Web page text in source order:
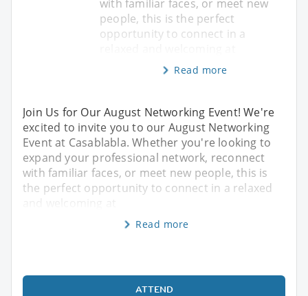
with familiar faces, or meet new
people, this is the perfect
opportunity to connect in a
Read more
Join Us for Our August Networking Event! We're
excited to invite you to our August Networking
Event at Casablabla. Whether you're looking to
expand your professional network, reconnect
with familiar faces, or meet new people, this is
the perfect opportunity to connect in a relaxed
Read more
ATTEND